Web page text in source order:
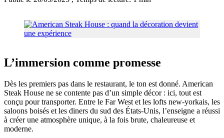
L’immersion comme promesse
Dès les premiers pas dans le restaurant, le ton est donné. American
Steak House ne se contente pas d’un simple décor : ici, tout est
conçu pour transporter. Entre le Far West et les lofts new-yorkais, les
saloons boisés et les diners du sud des États-Unis, l’enseigne a réussi
à créer une atmosphère unique, à la fois brute, chaleureuse et
moderne.